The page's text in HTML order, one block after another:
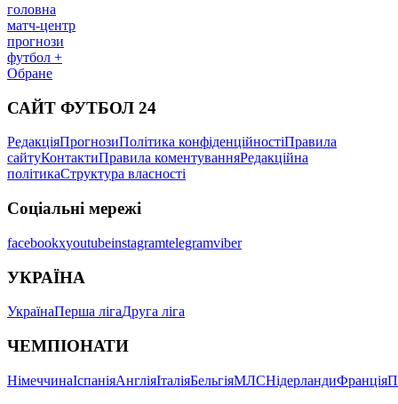
головна
матч-центр
прогнози
футбол +
Обране
САЙТ ФУТБОЛ 24
РедакціяПрогнозиПолітика конфіденційностіПравила
сайтуКонтактиПравила коментуванняРедакційна
політикаСтруктура власності
Соціальні мережі
facebookxyoutubeinstagramtelegramviber
УКРАЇНА
УкраїнаПерша лігаДруга ліга
ЧЕМПІОНАТИ
НімеччинаІспаніяАнгліяІталіяБельгіяМЛСНідерландиФранція